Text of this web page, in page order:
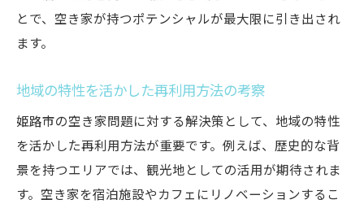
とで、空き家が持つポテンシャルが最大限に引き出され
ます。
地域の特性を活かした再利用方法の考察
姫路市の空き家問題に対する解決策として、地域の特性
を活かした再利用方法が重要です。例えば、歴史的な背
景を持つエリアでは、観光地としての活用が期待されま
す。空き家を宿泊施設やカフェにリノベーションするこ